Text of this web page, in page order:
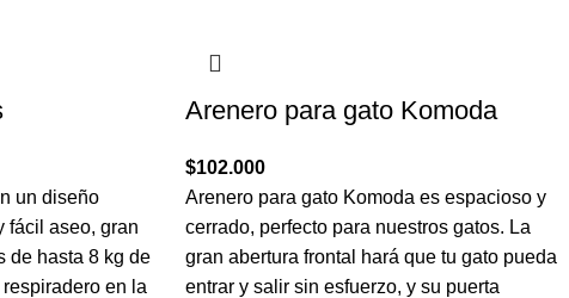
un diseño
fácil aseo, gran
de hasta 8 kg de
en la
Arenero para gato Komoda
$102.000
Arenero para gato Komoda es espacioso y
cerrado, perfecto para nuestros gatos. La
gran abertura frontal hará que tu gato pueda
entrar y salir sin esfuerzo, y su puerta